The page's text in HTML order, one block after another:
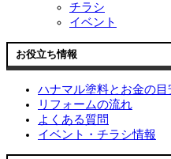
チラシ
イベント
お役立ち情報
ハナマル塗料とお金の目
リフォームの流れ
よくある質問
イベント・チラシ情報